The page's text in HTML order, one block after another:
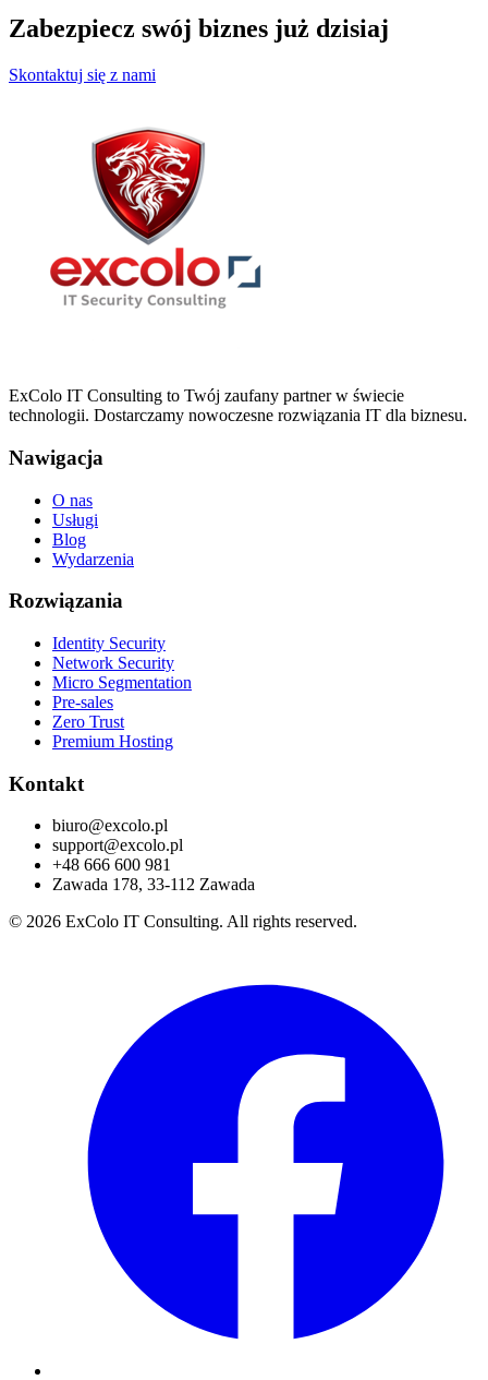
Zabezpiecz swój biznes już dzisiaj
Skontaktuj się z nami
ExColo IT Consulting to Twój zaufany partner w świecie
technologii. Dostarczamy nowoczesne rozwiązania IT dla biznesu.
Nawigacja
O nas
Usługi
Blog
Wydarzenia
Rozwiązania
Identity Security
Network Security
Micro Segmentation
Pre-sales
Zero Trust
Premium Hosting
Kontakt
biuro@excolo.pl
support@excolo.pl
+48 666 600 981
Zawada 178, 33-112 Zawada
© 2026 ExColo IT Consulting. All rights reserved.